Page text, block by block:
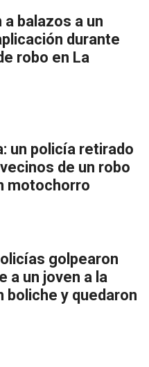
balazos a un
durante
robo en La
un policía retirado
de un robo
motochorro
golpearon
a un joven a la
boliche y quedaron